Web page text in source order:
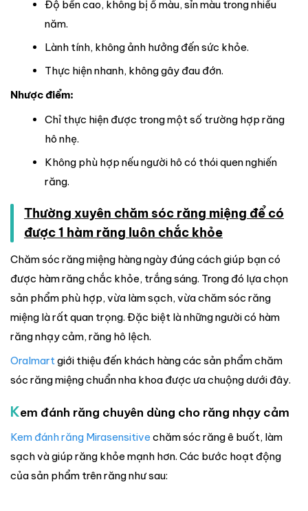
Độ bền cao, không bị ố màu, sỉn màu trong nhiều
năm.
Lành tính, không ảnh hưởng đến sức khỏe.
Thực hiện nhanh, không gây đau đớn.
Nhược điểm:
Chỉ thực hiện được trong một số trường hợp răng
hô nhẹ.
Không phù hợp nếu người hô có thói quen nghiến
răng.
Thường xuyên chăm sóc răng miệng để có
được 1 hàm răng luôn chắc khỏe
Chăm sóc răng miệng hàng ngày đúng cách giúp bạn có
được hàm răng chắc khỏe, trắng sáng. Trong đó lựa chọn
sản phẩm phù hợp, vừa làm sạch, vừa chăm sóc răng
miệng là rất quan trọng. Đặc biệt là những người có hàm
răng nhạy cảm, răng hô lệch.
Oralmartgiới thiệu đến khách hàng các sản phẩm chăm
sóc răng miệng chuẩn nha khoa được ưa chuộng dưới đây.
Kem đánh răng chuyên dùng cho răng nhạy cảm
Kem đánh răng Mirasensitive chăm sóc răng ê buốt, làm
sạch và giúp răng khỏe mạnh hơn. Các bước hoạt động
của sản phẩm trên răng như sau: